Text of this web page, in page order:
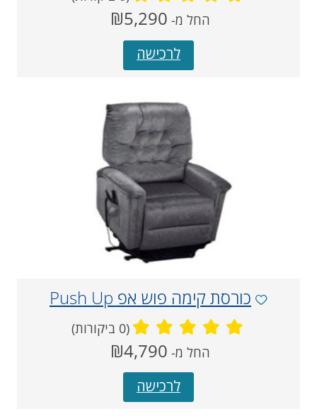
החל מ- מחיר
₪5,290
לרכישה
כורסת קימה פוש אפ Push Up
(0 ביקורות)
החל מ- מחיר
₪4,790
לרכישה